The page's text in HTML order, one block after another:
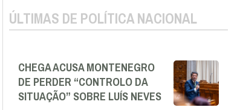
ÚLTIMAS DE POLÍTICA NACIONAL
CHEGA ACUSA MONTENEGRO
DE PERDER “CONTROLO DA
SITUAÇÃO” SOBRE LUÍS NEVES